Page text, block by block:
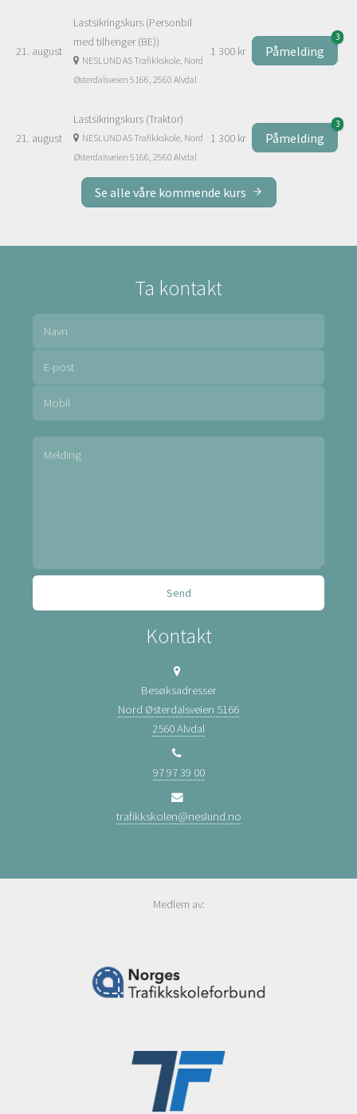
21. august
Lastsikringskurs (Personbil
med tilhenger (BE))
NESLUND AS Trafikkskole, Nord
Østerdalsveien 5166, 2560 Alvdal
1 300 kr Påmelding
3
21. august
Lastsikringskurs (Traktor)
NESLUND AS Trafikkskole, Nord
Østerdalsveien 5166, 2560 Alvdal
1 300 kr Påmelding
3
Se alle våre kommende kurs
Ta kontakt
Kontakt
Besøksadresser
Nord Østerdalsveien 5166
2560 Alvdal
97 97 39 00
trafikkskolen@neslund.no
Medlem av: